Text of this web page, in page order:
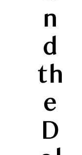
n
d
th
e
D